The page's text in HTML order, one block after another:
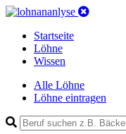
Startseite
Löhne
Wissen
Alle Löhne
Löhne eintragen